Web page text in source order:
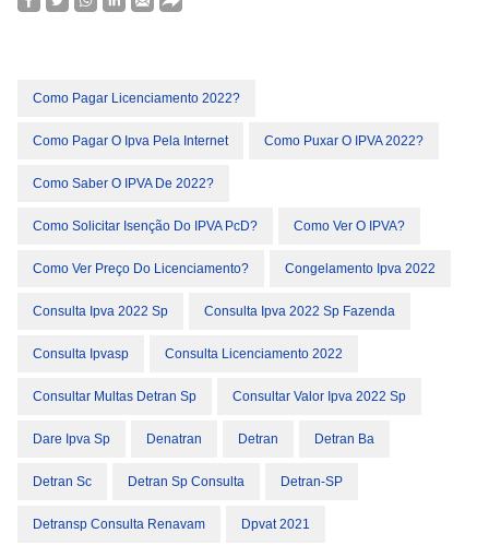
Como Pagar Licenciamento 2022?
Como Pagar O Ipva Pela Internet Como Puxar O IPVA 2022?
Como Saber O IPVA De 2022?
Como Solicitar Isenção Do IPVA PcD? Como Ver O IPVA?
Como Ver Preço Do Licenciamento? Congelamento Ipva 2022
Consulta Ipva 2022 Sp Consulta Ipva 2022 Sp Fazenda
Consulta Ipvasp Consulta Licenciamento 2022
Consultar Multas Detran Sp Consultar Valor Ipva 2022 Sp
Dare Ipva Sp Denatran Detran Detran Ba
Detran Sc Detran Sp Consulta Detran-SP
Detransp Consulta Renavam Dpvat 2021